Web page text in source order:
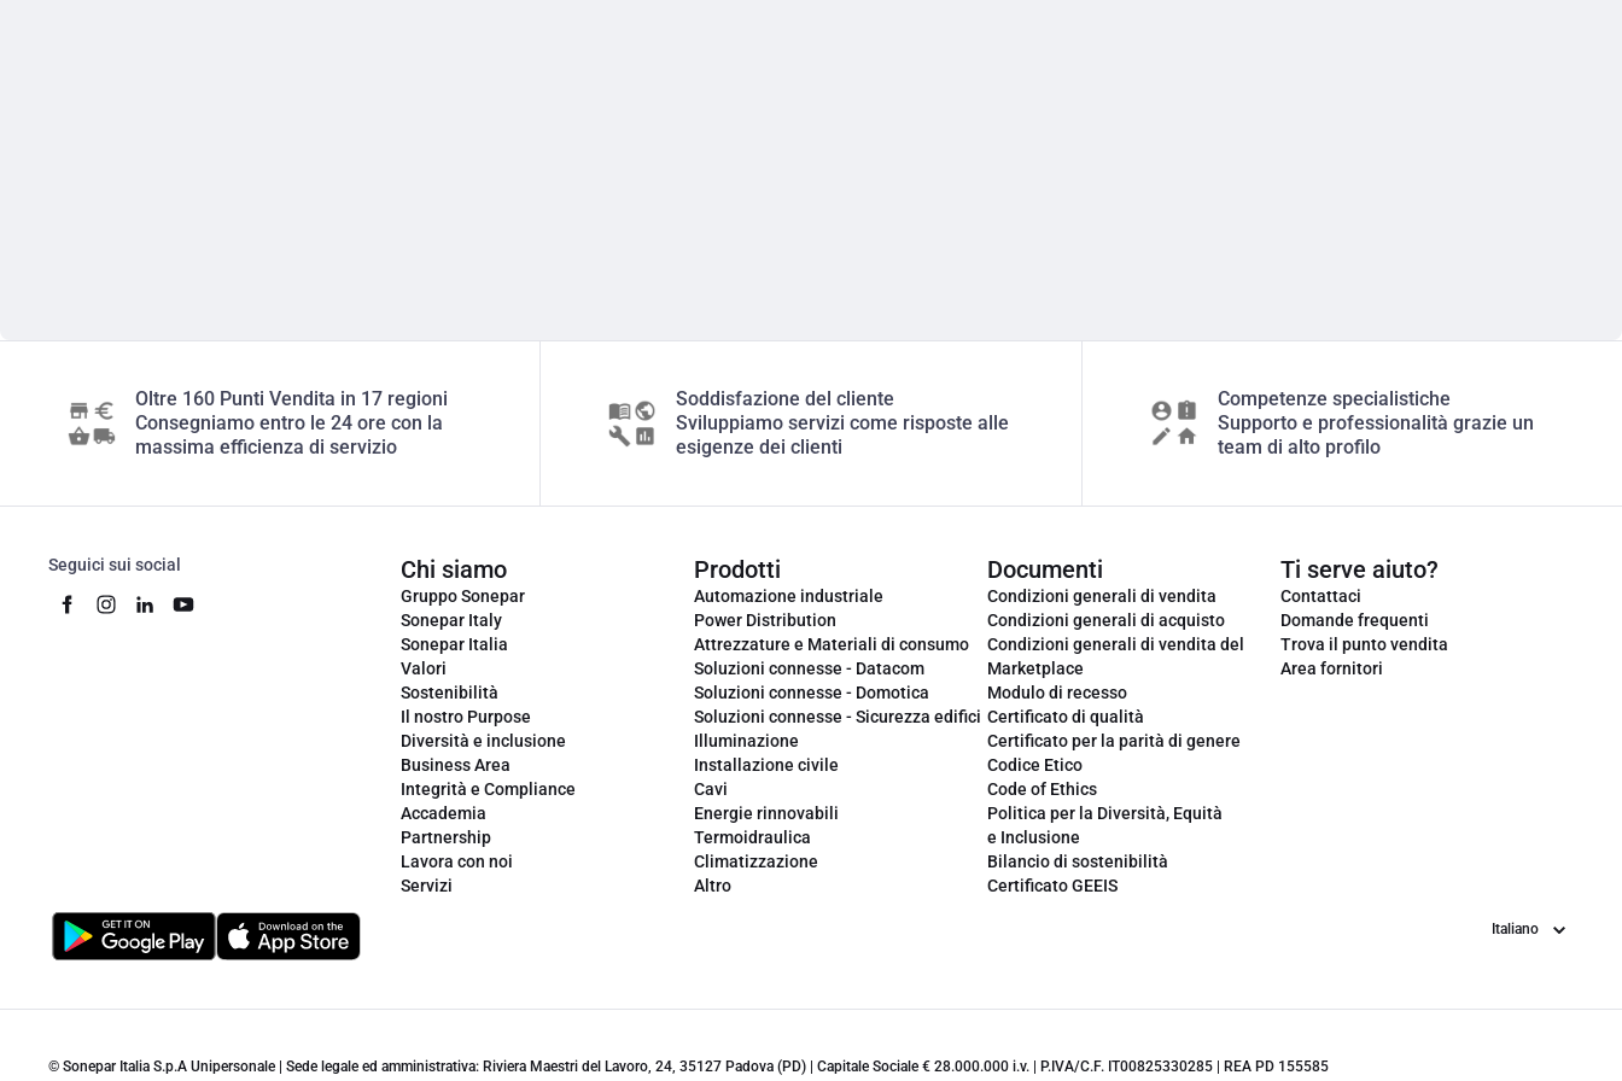
Oltre 160 Punti Vendita in 17 regioni
Consegniamo entro le 24 ore con la
massima efficienza di servizio
Soddisfazione del cliente
Sviluppiamo servizi come risposte alle
esigenze dei clienti
Competenze specialistiche
Supporto e professionalità grazie un
team di alto profilo
Seguici sui social Chi siamo
Gruppo Sonepar
Sonepar Italy
Sonepar Italia
Valori
Sostenibilità
Il nostro Purpose
Diversità e inclusione
Business Area
Integrità e Compliance
Accademia
Partnership
Lavora con noi
Servizi
Prodotti
Automazione industriale
Power Distribution
Attrezzature e Materiali di consumo
Soluzioni connesse - Datacom
Soluzioni connesse - Domotica
Soluzioni connesse - Sicurezza edifici
Illuminazione
Installazione civile
Cavi
Energie rinnovabili
Termoidraulica
Climatizzazione
Altro
Documenti
Condizioni generali di vendita
Condizioni generali di acquisto
Condizioni generali di vendita del
Marketplace
Modulo di recesso
Certificato di qualità
Certificato per la parità di genere
Codice Etico
Code of Ethics
Politica per la Diversità, Equità
e Inclusione
Bilancio di sostenibilità
Certificato GEEIS
Ti serve aiuto?
Contattaci
Domande frequenti
Trova il punto vendita
Area fornitori
Lingua
© Sonepar Italia S.p.A Unipersonale | Sede legale ed amministrativa: Riviera Maestri del Lavoro, 24, 35127 Padova (PD) | Capitale Sociale € 28.000.000 i.v. | P.IVA/C.F. IT00825330285 | REA PD 155585